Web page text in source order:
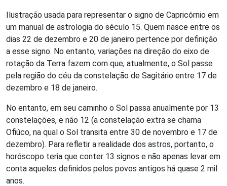
Ilustração usada para representar o signo de Capricórnio em
um manual de astrologia do século 15. Quem nasce entre os
dias 22 de dezembro e 20 de janeiro pertence por definição
a esse signo. No entanto, variações na direção do eixo de
rotação da Terra fazem com que, atualmente, o Sol passe
pela região do céu da constelação de Sagitário entre 17 de
dezembro e 18 de janeiro.
No entanto, em seu caminho o Sol passa anualmente por 13
constelações, e não 12 (a constelação extra se chama
Ofiúco, na qual o Sol transita entre 30 de novembro e 17 de
dezembro). Para refletir a realidade dos astros, portanto, o
horóscopo teria que conter 13 signos e não apenas levar em
conta aqueles definidos pelos povos antigos há quase 2 mil
anos.